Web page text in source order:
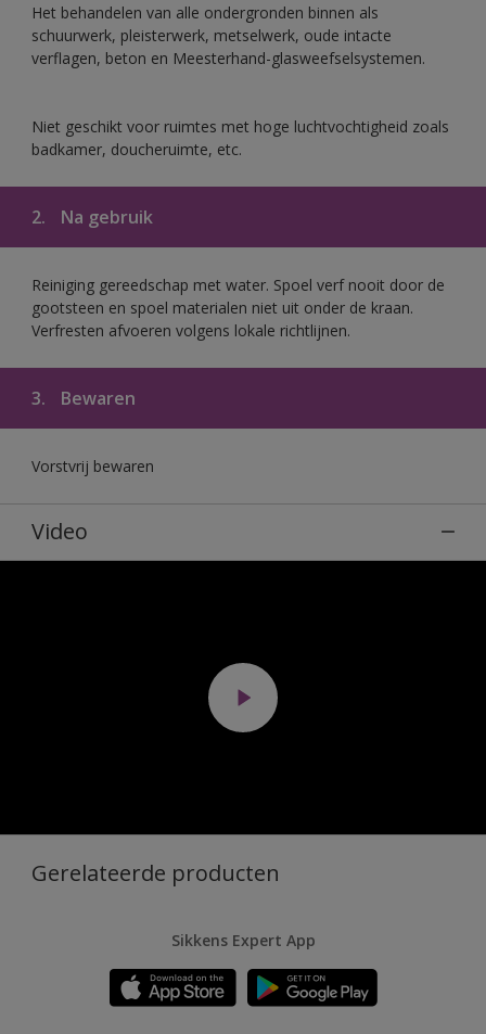
Het behandelen van alle ondergronden binnen als
schuurwerk, pleisterwerk, metselwerk, oude intacte
verflagen, beton en Meesterhand-glasweefselsystemen.
Niet geschikt voor ruimtes met hoge luchtvochtigheid zoals
badkamer, doucheruimte, etc.
2. Na gebruik
Reiniging gereedschap met water. Spoel verf nooit door de
gootsteen en spoel materialen niet uit onder de kraan.
Verfresten afvoeren volgens lokale richtlijnen.
3. Bewaren
Vorstvrij bewaren
Video
Gerelateerde producten
Sikkens Expert App